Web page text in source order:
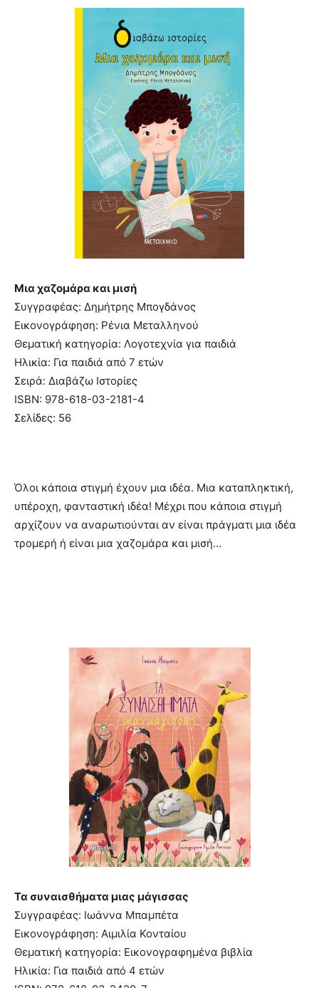
Μια χαζομάρα και μισή
Συγγραφέας: Δημήτρης Μπογδάνος
Εικονογράφηση: Ρένια Μεταλληνού
Θεματική κατηγορία: Λογοτεχνία για παιδιά
Ηλικία: Για παιδιά από 7 ετών
Σειρά: Διαβάζω Ιστορίες
ISBN: 978-618-03-2181-4
Σελίδες: 56
Όλοι κάποια στιγμή έχουν μια ιδέα. Μια καταπληκτική,
υπέροχη, φανταστική ιδέα! Μέχρι που κάποια στιγμή
αρχίζουν να αναρωτιούνται αν είναι πράγματι μια ιδέα
τρομερή ή είναι μια χαζομάρα και μισή…
Τα συναισθήματα μιας μάγισσας
Συγγραφέας: Ιωάννα Μπαμπέτα
Εικονογράφηση: Αιμιλία Κονταίου
Θεματική κατηγορία: Εικονογραφημένα βιβλία
Ηλικία: Για παιδιά από 4 ετών